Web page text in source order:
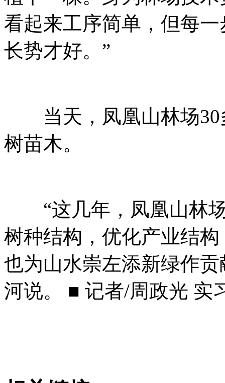
看起来工序简单，但每
长势才好。”
当天，凤凰山林场30
树苗木。
“这几年，凤凰山林场
树种结构，优化产业结
也为山水崇左添新绿作
河说。 ■ 记者/周政光 实